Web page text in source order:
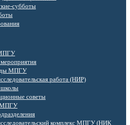
МПГУ
работа (НИР)
советы
МПГУ
комплекс МПГУ (НИК